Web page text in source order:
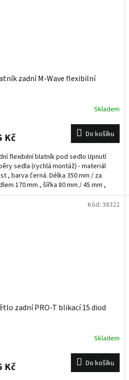
zadní M-Wave flexibilní
Skladem
Kč Do košíku
flexibilní blatník pod sedlo Upnutí
sedla (rychlá montáž) - materiál
, barva černá. Délka 350 mm / za
170 mm , šířka 80 mm / 45 mm ,
21 g.
zadní PRO-T blikací 15 diod
Skladem
Kč Do košíku
Kód: 38322